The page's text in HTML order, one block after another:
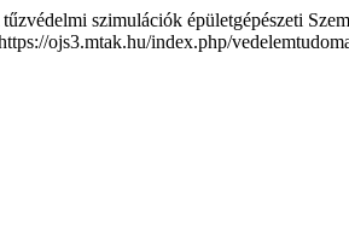
szimulációk épületgépészeti
ojs3.mtak.hu/index.php/